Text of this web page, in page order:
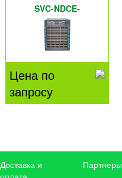
SVC-NDCE-
QFX10K60S
Цена по
запросу
Доставка и
Партнеры